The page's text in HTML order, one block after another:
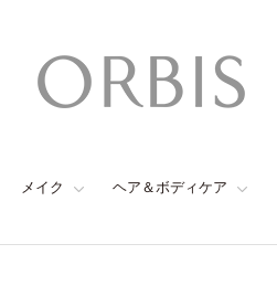
メイク ヘア＆ボディケア